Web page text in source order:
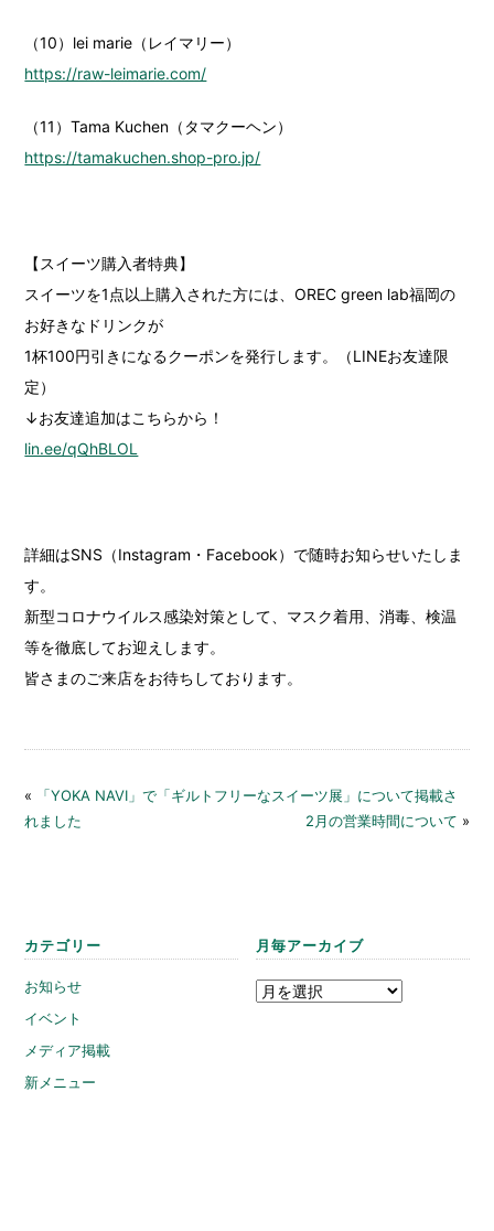
（10）lei marie（レイマリー）
https://raw-leimarie.com/
（11）Tama Kuchen（タマクーヘン）
https://tamakuchen.shop-pro.jp/
【スイーツ購入者特典】
スイーツを1点以上購入された方には、OREC green lab福岡の
お好きなドリンクが
1杯100円引きになるクーポンを発行します。（LINEお友達限
定）
↓お友達追加はこちらから！
lin.ee/qQhBLOL
詳細はSNS（Instagram・Facebook）で随時お知らせいたしま
す。
新型コロナウイルス感染対策として、マスク着用、消毒、検温
等を徹底してお迎えします。
皆さまのご来店をお待ちしております。
«
「YOKA NAVI」で「ギルトフリーなスイーツ展」について掲載さ
れました
2月の営業時間について »
カテゴリー
お知らせ
イベント
メディア掲載
新メニュー
月毎アーカイブ